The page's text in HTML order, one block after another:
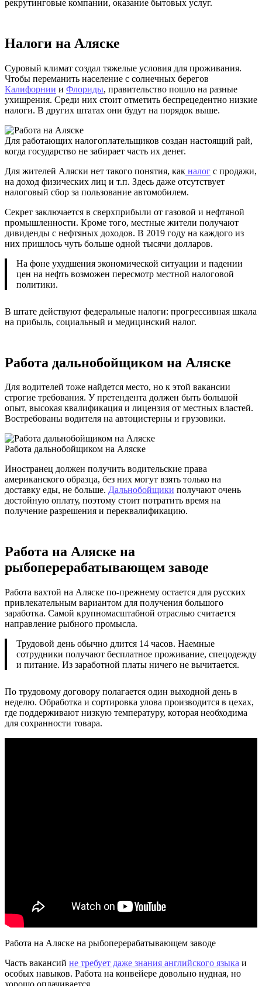
рекрутинговые компании, оказание бытовых услуг.
Налоги на Аляске
Суровый климат создал тяжелые условия для проживания.
Чтобы переманить население с солнечных берегов
Калифорнии и Флориды, правительство пошло на разные
ухищрения. Среди них стоит отметить беспрецедентно низкие
налоги. В других штатах они будут на порядок выше.
Для работающих налогоплательщиков создан настоящий рай,
когда государство не забирает часть их денег.
Для жителей Аляски нет такого понятия, как налог с продажи,
на доход физических лиц и т.п. Здесь даже отсутствует
налоговый сбор за пользование автомобилем.
Секрет заключается в сверхприбыли от газовой и нефтяной
промышленности. Кроме того, местные жители получают
дивиденды с нефтяных доходов. В 2019 году на каждого из
них пришлось чуть больше одной тысячи долларов.
На фоне ухудшения экономической ситуации и падении
цен на нефть возможен пересмотр местной налоговой
политики.
В штате действуют федеральные налоги: прогрессивная шкала
на прибыль, социальный и медицинский налог.
Работа дальнобойщиком на Аляске
Для водителей тоже найдется место, но к этой вакансии
строгие требования. У претендента должен быть большой
опыт, высокая квалификация и лицензия от местных властей.
Востребованы водителя на автоцистерны и грузовики.
Работа дальнобойщиком на Аляске
Иностранец должен получить водительские права
американского образца, без них могут взять только на
доставку еды, не больше. Дальнобойщики получают очень
достойную оплату, поэтому стоит потратить время на
получение разрешения и переквалификацию.
Работа на Аляске на
рыбоперерабатывающем заводе
Работа вахтой на Аляске по-прежнему остается для русских
привлекательным вариантом для получения большого
заработка. Самой крупномасштабной отраслью считается
направление рыбного промысла.
Трудовой день обычно длится 14 часов. Наемные
сотрудники получают бесплатное проживание, спецодежду
и питание. Из заработной платы ничего не вычитается.
По трудовому договору полагается один выходной день в
неделю. Обработка и сортировка улова производится в цехах,
где поддерживают низкую температуру, которая необходима
для сохранности товара.
Работа на Аляске на рыбоперерабатывающем заводе
Часть вакансий не требует даже знания английского языка и
особых навыков. Работа на конвейере довольно нудная, но